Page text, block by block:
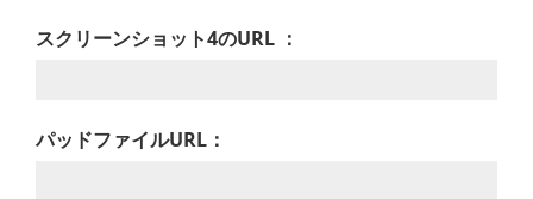
スクリーンショット4のURL ：
パッドファイルURL：